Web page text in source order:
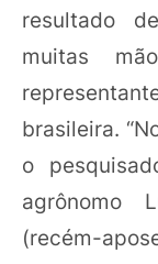
resultado
muitas
brasileira.
o
agrônomo
(recém-